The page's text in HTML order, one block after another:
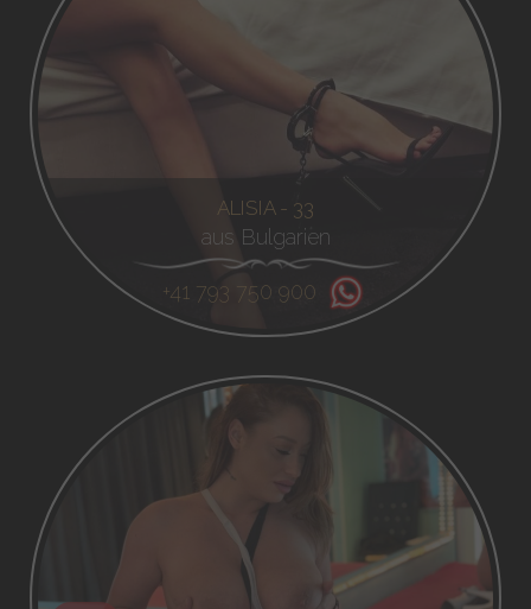
ALISIA - 33
aus Bulgarien
+41 793 750 900